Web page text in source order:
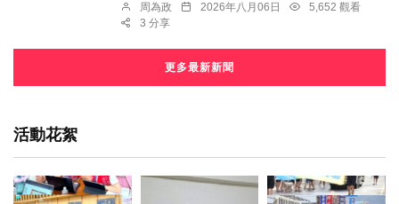
周為政 2026年八月06日
5,652 觀看
3 分享
更多最新新聞
活動花絮